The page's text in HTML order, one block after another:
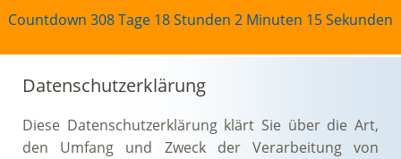
Countdown 308 Tage 18 Stunden 2 Minuten 14 Sekunden
Datenschutzerklärung
Diese Datenschutzerklärung klärt Sie über die Art,
den Umfang und Zweck der Verarbeitung von